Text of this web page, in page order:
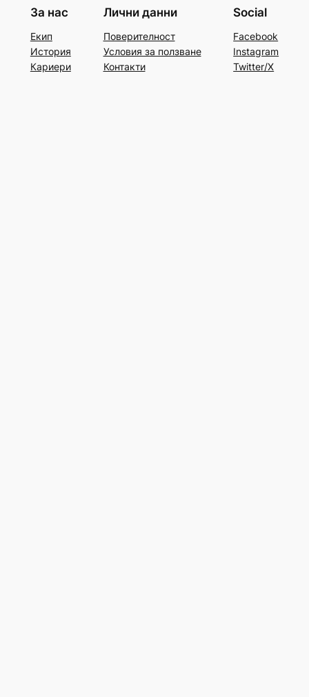
За нас
Екип
История
Кариери
Лични данни
Поверителност
Условия за ползване
Контакти
Social
Facebook
Instagram
Twitter/X